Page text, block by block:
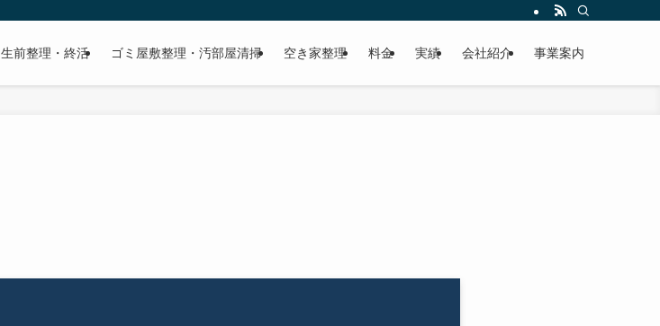
生前整理・終活 ゴミ屋敷整理・汚部屋清掃 空き家整理 料金 実績 会社紹介 事業案内